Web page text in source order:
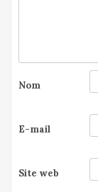
Nom
E-mail
Site web